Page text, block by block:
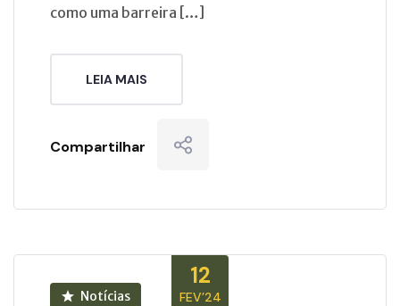
como uma barreira […]
LEIA MAIS
Compartilhar
12
FEV’24
Notícias